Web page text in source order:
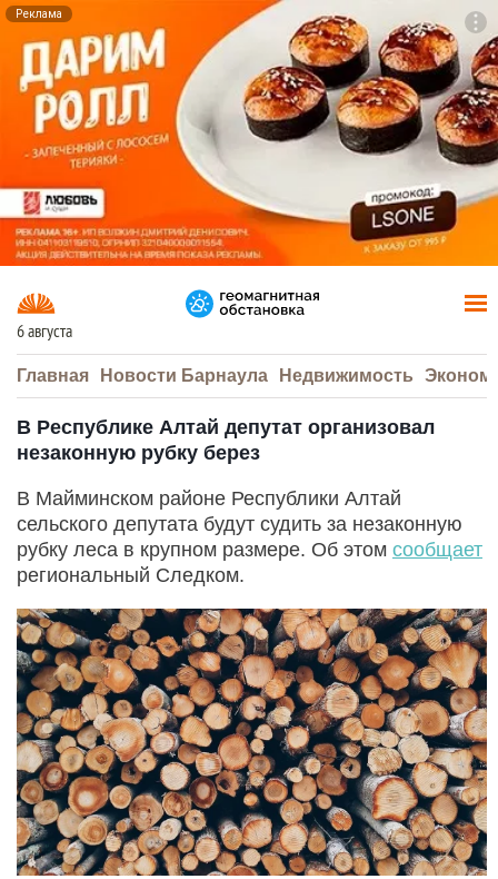
Реклама
6 августа
Главная Новости Барнаула Недвижимость
В Республике Алтай депутат организовал
незаконную рубку берез
В Майминском районе Республики Алтай
сельского депутата будут судить за незаконную
рубку леса в крупном размере. Об этом сообщает
региональный Следком.